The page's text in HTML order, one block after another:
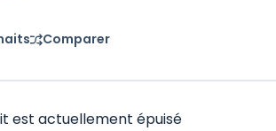
Comparer
est actuellement épuisé